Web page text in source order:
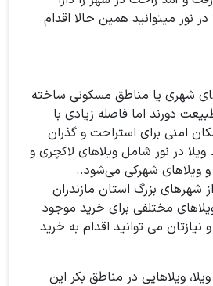
نور میتوانید همین حالا اقدام
شهری یا مناطق مسکونی ساخته
دورند اما فاصله زیادی با
امنی برای استراحت و گذران
در نور شامل ویلاهای لاکچری و
ویلاهای شهرکی می‌شود..
شهرهای بزرگ استان مازندران
مختلفی برای خرید موجود
می توانید اقدام به خرید
ویلاهایی در مناطق بکر این